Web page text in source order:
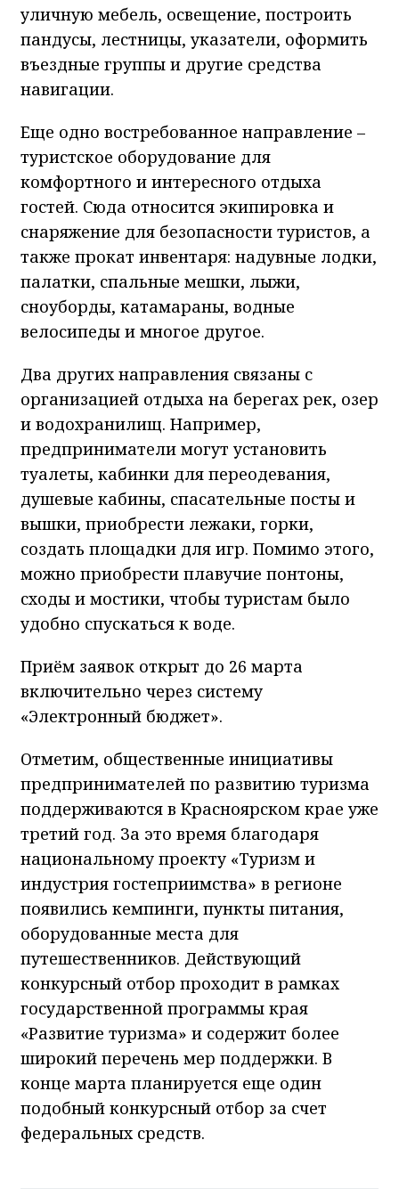
уличную мебель, освещение, построить
пандусы, лестницы, указатели, оформить
въездные группы и другие средства
навигации.
Еще одно востребованное направление –
туристское оборудование для
комфортного и интересного отдыха
гостей. Сюда относится экипировка и
снаряжение для безопасности туристов, а
также прокат инвентаря: надувные лодки,
палатки, спальные мешки, лыжи,
сноуборды, катамараны, водные
велосипеды и многое другое.
Два других направления связаны с
организацией отдыха на берегах рек, озер
и водохранилищ. Например,
предприниматели могут установить
туалеты, кабинки для переодевания,
душевые кабины, спасательные посты и
вышки, приобрести лежаки, горки,
создать площадки для игр. Помимо этого,
можно приобрести плавучие понтоны,
сходы и мостики, чтобы туристам было
удобно спускаться к воде.
Приём заявок открыт до 26 марта
включительно через систему
«Электронный бюджет».
Отметим, общественные инициативы
предпринимателей по развитию туризма
поддерживаются в Красноярском крае уже
третий год. За это время благодаря
национальному проекту «Туризм и
индустрия гостеприимства» в регионе
появились кемпинги, пункты питания,
оборудованные места для
путешественников. Действующий
конкурсный отбор проходит в рамках
государственной программы края
«Развитие туризма» и содержит более
широкий перечень мер поддержки. В
конце марта планируется еще один
подобный конкурсный отбор за счет
федеральных средств.